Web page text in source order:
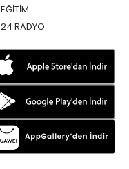
EĞİTİM
24 RADYO